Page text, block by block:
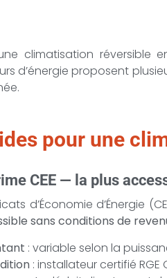
climatisation réversible
d’énergie proposent
pour une
CEE — la plus
d’Économie d’Énergie
sans conditions de
: variable selon la
: installateur certifié